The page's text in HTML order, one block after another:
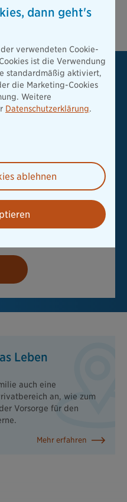
es in zwei Tarif-
Grundfähigkeiten.
oder in medizinischen
versicherte
die beruflich oder
Leben
auch eine
an, wie zum
Vorsorge für den
Mehr erfahren
dann geht's
verwendeten Cookie-
ist die Verwendung
standardmäßig aktiviert,
die Marketing-Cookies
Weitere
Datenschutzerklärung.
ablehnen